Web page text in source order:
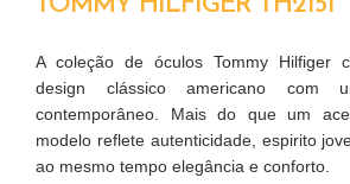
A coleção de óculos Tommy Hilfiger
design clássico americano com
contemporâneo. Mais do que um
modelo reflete autenticidade, espirito
ao mesmo tempo elegância e conforto.